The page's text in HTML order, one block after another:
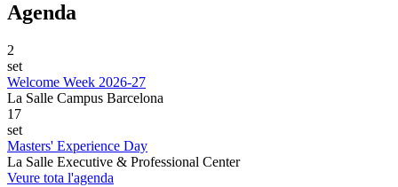
Agenda
2
set
Welcome Week 2026-27
La Salle Campus Barcelona
17
set
Masters' Experience Day
La Salle Executive & Professional Center
Veure tota l'agenda